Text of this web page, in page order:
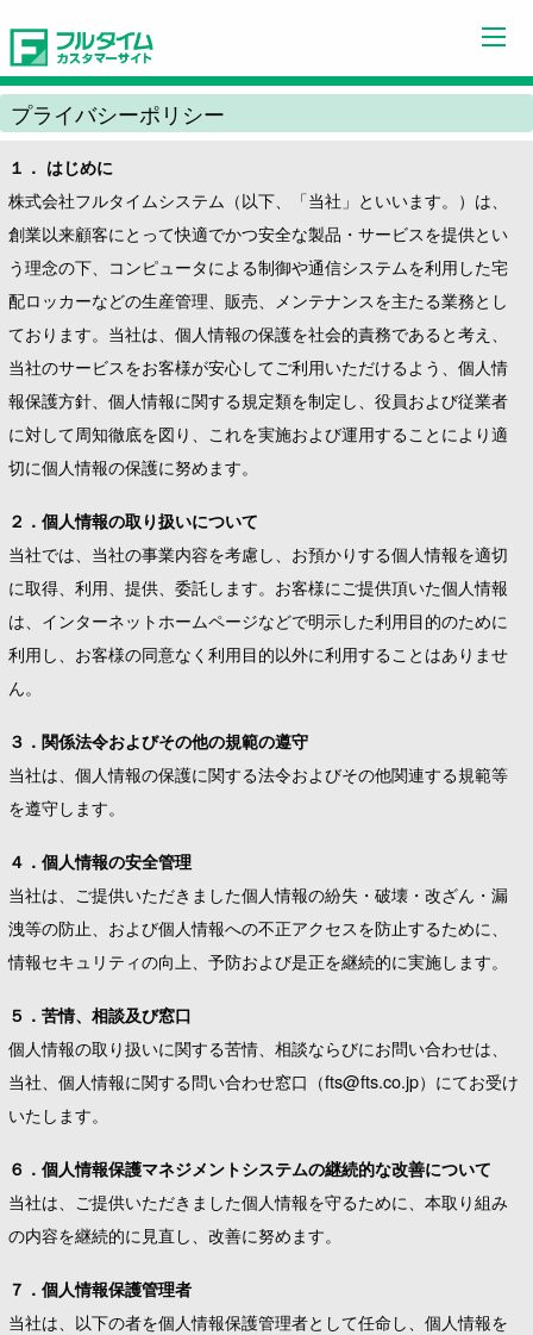
プライバシーポリシー
１． はじめに
株式会社フルタイムシステム（以下、「当社」といいます。）は、
創業以来顧客にとって快適でかつ安全な製品・サービスを提供とい
う理念の下、コンピュータによる制御や通信システムを利用した宅
配ロッカーなどの生産管理、販売、メンテナンスを主たる業務とし
ております。当社は、個人情報の保護を社会的責務であると考え、
当社のサービスをお客様が安心してご利用いただけるよう、個人情
報保護方針、個人情報に関する規定類を制定し、役員および従業者
に対して周知徹底を図り、これを実施および運用することにより適
切に個人情報の保護に努めます。
２．個人情報の取り扱いについて
当社では、当社の事業内容を考慮し、お預かりする個人情報を適切
に取得、利用、提供、委託します。お客様にご提供頂いた個人情報
は、インターネットホームページなどで明示した利用目的のために
利用し、お客様の同意なく利用目的以外に利用することはありませ
ん。
３．関係法令およびその他の規範の遵守
当社は、個人情報の保護に関する法令およびその他関連する規範等
を遵守します。
４．個人情報の安全管理
当社は、ご提供いただきました個人情報の紛失・破壊・改ざん・漏
洩等の防止、および個人情報への不正アクセスを防止するために、
情報セキュリティの向上、予防および是正を継続的に実施します。
５．苦情、相談及び窓口
個人情報の取り扱いに関する苦情、相談ならびにお問い合わせは、
当社、個人情報に関する問い合わせ窓口（fts@fts.co.jp）にてお受け
いたします。
６．個人情報保護マネジメントシステムの継続的な改善について
当社は、ご提供いただきました個人情報を守るために、本取り組み
の内容を継続的に見直し、改善に努めます。
７．個人情報保護管理者
当社は、以下の者を個人情報保護管理者として任命し、個人情報を